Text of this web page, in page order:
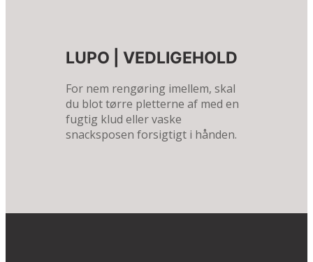
LUPO | VEDLIGEHOLD
For nem rengøring imellem, skal
du blot tørre pletterne af med en
fugtig klud eller vaske
snacksposen forsigtigt i hånden.